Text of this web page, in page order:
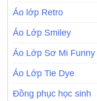
Áo lớp Retro
Áo Lớp Smiley
Áo Lớp Sơ Mi Funny
Áo Lớp Tie Dye
Đồng phục học sinh